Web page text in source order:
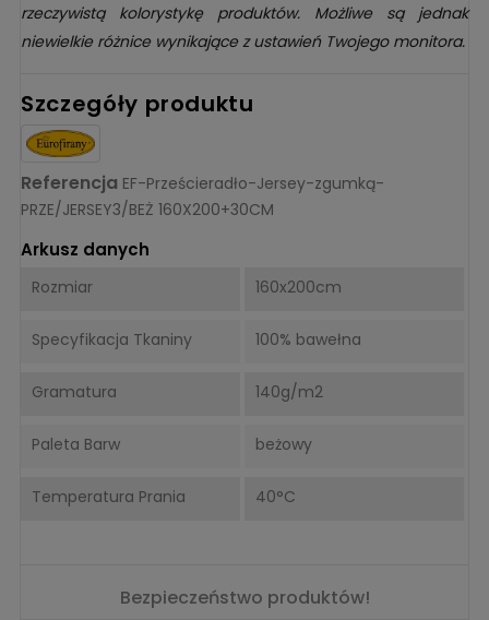
rzeczywistą kolorystykę produktów. Możliwe są jednak
niewielkie różnice wynikające z ustawień Twojego monitora.
Szczegóły produktu
Referencja EF-Prześcieradło-Jersey-zgumką-
PRZE/JERSEY3/BEŻ 160X200+30CM
Arkusz danych
Rozmiar 160x200cm
Specyfikacja Tkaniny 100% bawełna
Gramatura 140g/m2
Paleta Barw beżowy
Temperatura Prania 40°C
Bezpieczeństwo produktów!